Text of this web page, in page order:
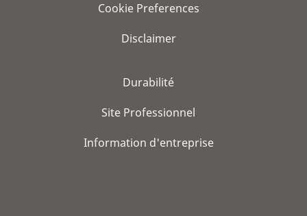
Cookie Preferences
Disclaimer
Durabilité
Site Professionnel
Information d'entreprise